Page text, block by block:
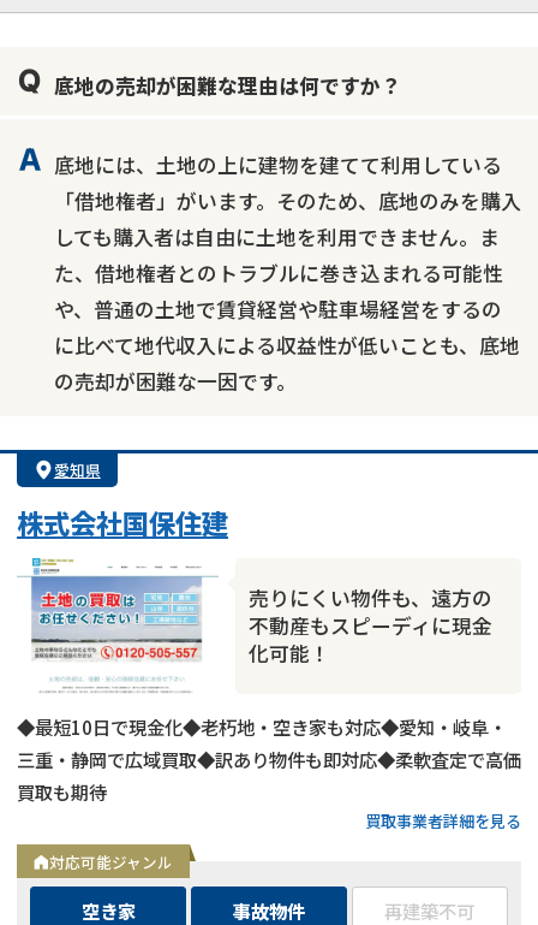
底地の売却が困難な理由は何ですか？
底地には、土地の上に建物を建てて利用している
「借地権者」がいます。そのため、底地のみを購入
しても購入者は自由に土地を利用できません。ま
た、借地権者とのトラブルに巻き込まれる可能性
や、普通の土地で賃貸経営や駐車場経営をするの
に比べて地代収入による収益性が低いことも、底地
の売却が困難な一因です。
愛知県
株式会社国保住建
売りにくい物件も、遠方の
不動産もスピーディに現金
化可能！
◆最短10日で現金化◆老朽地・空き家も対応◆愛知・岐阜・
三重・静岡で広域買取◆訳あり物件も即対応◆柔軟査定で高価
買取も期待
買取事業者詳細を見る
対応可能ジャンル
空き家 事故物件
再建築不可